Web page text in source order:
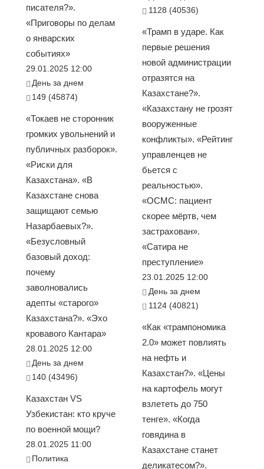
писателя?».
«Приговоры по делам
о январских
событиях»
29.01.2025 12:00
День за днем
149 (45874)
«Токаев не сторонник
громких увольнений и
публичных разборок».
«Риски для
Казахстана». «В
Казахстане снова
защищают семью
Назарбаевых?».
«Безусловный
базовый доход:
почему
заволновались
адепты «старого»
Казахстана?». «Эхо
кровавого Кантара»
28.01.2025 12:00
День за днем
140 (43496)
Казахстан VS
Узбекистан: кто круче
по военной мощи?
28.01.2025 11:00
Политика
1128 (40536)
«Трамп в ударе. Как
первые решения
новой администрации
отразятся на
Казахстане?».
«Казахстану не грозят
вооруженные
конфликты». «Рейтинг
управленцев не
бьется с
реальностью».
«ОСМС: пациент
скорее мёртв, чем
застрахован».
«Сатира не
преступление»
23.01.2025 12:00
День за днем
1124 (40821)
«Как «трампономика
2.0» может повлиять
на нефть и
Казахстан?». «Цены
на картофель могут
взлететь до 750
тенге». «Когда
говядина в
Казахстане станет
деликатесом?».